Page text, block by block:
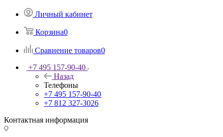
Личный кабинет
Корзина0
Сравнение товаров0
+7 495 157-90-40
Назад
Телефоны
+7 495 157-90-40
+7 812 327-3026
Контактная информация